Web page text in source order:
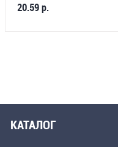
20.59 р.
КАТАЛОГ